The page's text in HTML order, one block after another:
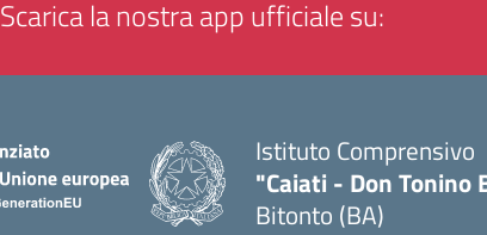
Scarica la nostra app ufficiale su:
Istituto Comprensivo
"Caiati - Don Tonino
Bitonto (BA)